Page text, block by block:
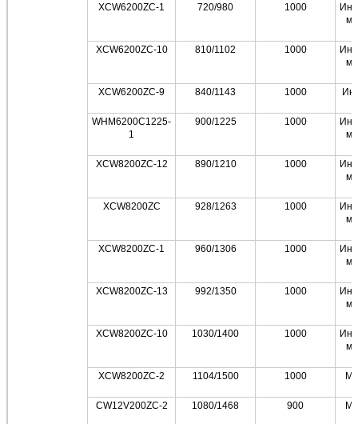
XCW6200ZC-1 720/980 1000
XCW6200ZC-10 810/1102 1000
XCW6200ZC-9 840/1143 1000
WHM6200C1225-
1
900/1225 1000
XCW8200ZC-12 890/1210 1000
XCW8200ZC 928/1263 1000
XCW8200ZC-1 960/1306 1000
XCW8200ZC-13 992/1350 1000
XCW8200ZC-10 1030/1400 1000
XCW8200ZC-2 1104/1500 1000
CW12V200ZC-2 1080/1468 900